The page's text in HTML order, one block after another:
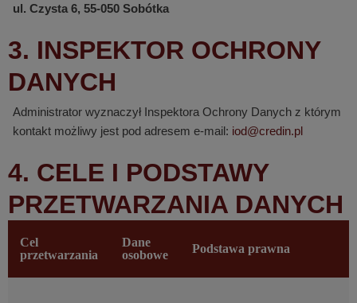
ul. Czysta 6, 55-050 Sobótka
3. INSPEKTOR OCHRONY
DANYCH
Administrator wyznaczył Inspektora Ochrony Danych z którym
kontakt możliwy jest pod adresem e-mail: iod@credin.pl
4. CELE I PODSTAWY
PRZETWARZANIA DANYCH
Cel
przetwarzania
Dane
osobowe
Podstawa prawna